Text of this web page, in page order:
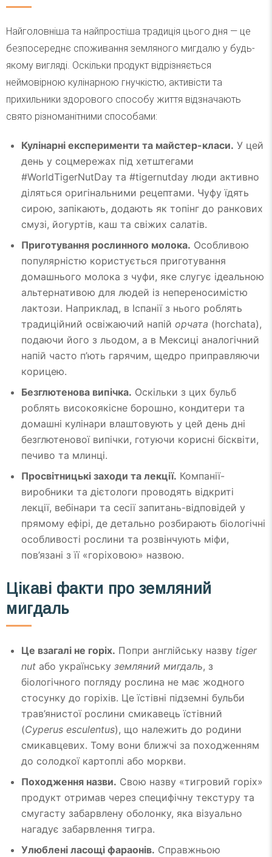
Найголовніша та найпростіша традиція цього дня — це
безпосереднє споживання земляного мигдалю у будь-
якому вигляді. Оскільки продукт відрізняється
неймовірною кулінарною гнучкістю, активісти та
прихильники здорового способу життя відзначають
свято різноманітними способами:
Кулінарні експерименти та майстер-класи. У цей
день у соцмережах під хетштегами
#WorldTigerNutDay та #tigernutday люди активно
діляться оригінальними рецептами. Чуфу їдять
сирою, запікають, додають як топінг до ранкових
смузі, йогуртів, каш та свіжих салатів.
Приготування рослинного молока. Особливою
популярністю користується приготування
домашнього молока з чуфи, яке слугує ідеальною
альтернативою для людей із непереносимістю
лактози. Наприклад, в Іспанії з нього роблять
традиційний освіжаючий напій орчата (horchata),
подаючи його з льодом, а в Мексиці аналогічний
напій часто п’ють гарячим, щедро приправляючи
корицею.
Безглютенова випічка. Оскільки з цих бульб
роблять високоякісне борошно, кондитери та
домашні кулінари влаштовують у цей день дні
безглютенової випічки, готуючи корисні бісквіти,
печиво та млинці.
Просвітницькі заходи та лекції. Компанії-
виробники та дієтологи проводять відкриті
лекції, вебінари та сесії запитань-відповідей у
прямому ефірі, де детально розбирають біологічні
особливості рослини та розвінчують міфи,
пов’язані з її «горіховою» назвою.
Цікаві факти про земляний
мигдаль
Це взагалі не горіх. Попри англійську назву tiger
nut або українську земляний мигдаль, з
біологічного погляду рослина не має жодного
стосунку до горіхів. Це їстівні підземні бульби
трав’янистої рослини смикавець їстівний
(Cyperus esculentus), що належить до родини
смикавцевих. Тому вони ближчі за походженням
до солодкої картоплі або моркви.
Походження назви. Свою назву «тигровий горіх»
продукт отримав через специфічну текстуру та
смугасту забарвлену оболонку, яка візуально
нагадує забарвлення тигра.
Улюблені ласощі фараонів. Справжньою